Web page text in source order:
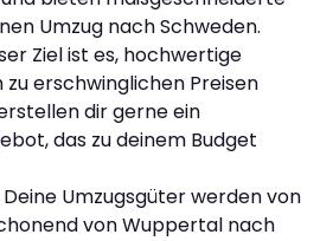
Umzug nach Schweden.
Ziel ist es, hochwertige
erschwinglichen Preisen
dir gerne ein
das zu deinem Budget
Deine Umzugsgüter werden von
von Wuppertal nach